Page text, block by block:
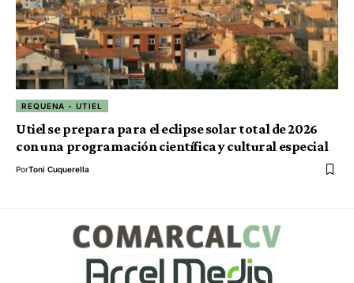
REQUENA - UTIEL
Utiel se prepara para el eclipse solar total de 2026
con una programación científica y cultural especial
PorToni Cuquerella